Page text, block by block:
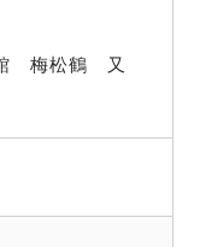
館 梅松鶴 又